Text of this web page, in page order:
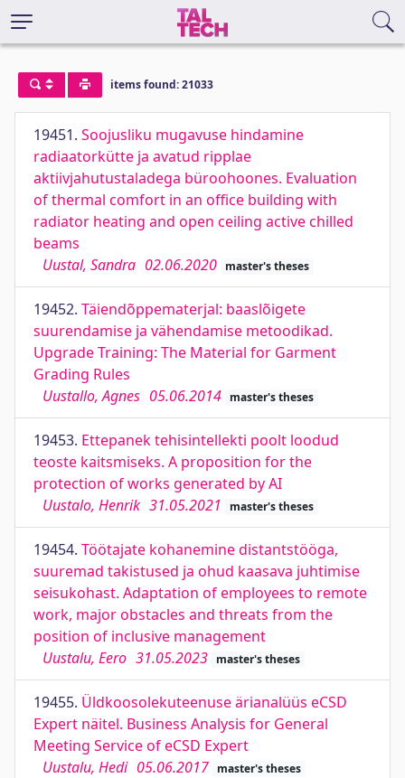
items found: 21033
19451. Soojusliku mugavuse hindamine
radiaatorkütte ja avatud ripplae
aktiivjahutustaladega büroohoones. Evaluation
of thermal comfort in an office building with
radiator heating and open ceiling active chilled
beams
Uustal, Sandra 02.06.2020 master's theses
19452. Täiendõppematerjal: baaslõigete
suurendamise ja vähendamise metoodikad.
Upgrade Training: The Material for Garment
Grading Rules
Uustallo, Agnes 05.06.2014 master's theses
19453. Ettepanek tehisintellekti poolt loodud
teoste kaitsmiseks. A proposition for the
protection of works generated by AI
Uustalo, Henrik 31.05.2021 master's theses
19454. Töötajate kohanemine distantstööga,
suuremad takistused ja ohud kaasava juhtimise
seisukohast. Adaptation of employees to remote
work, major obstacles and threats from the
position of inclusive management
Uustalu, Eero 31.05.2023 master's theses
19455. Üldkoosolekuteenuse ärianalüüs eCSD
Expert näitel. Business Analysis for General
Meeting Service of eCSD Expert
Uustalu, Hedi 05.06.2017 master's theses